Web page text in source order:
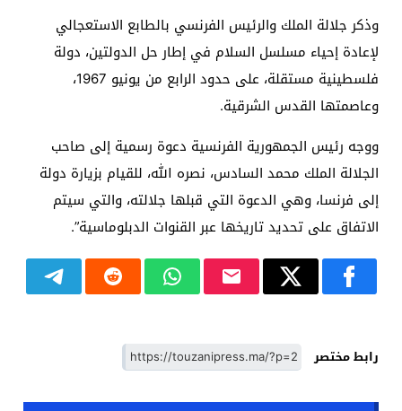
وذكر جلالة الملك والرئيس الفرنسي بالطابع الاستعجالي
لإعادة إحياء مسلسل السلام في إطار حل الدولتين، دولة
فلسطينية مستقلة، على حدود الرابع من يونيو 1967،
وعاصمتها القدس الشرقية.
ووجه رئيس الجمهورية الفرنسية دعوة رسمية إلى صاحب
الجلالة الملك محمد السادس، نصره الله، للقيام بزيارة دولة
إلى فرنسا، وهي الدعوة التي قبلها جلالته، والتي سيتم
الاتفاق على تحديد تاريخها عبر القنوات الدبلوماسية”.
رابط مختصر